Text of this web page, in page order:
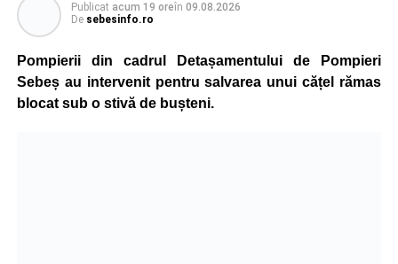
Publicat acum 19 oreîn 09.08.2026
De sebesinfo.ro
Pompierii din cadrul Detașamentului de Pompieri
Sebeș au intervenit pentru salvarea unui cățel rămas
blocat sub o stivă de bușteni.